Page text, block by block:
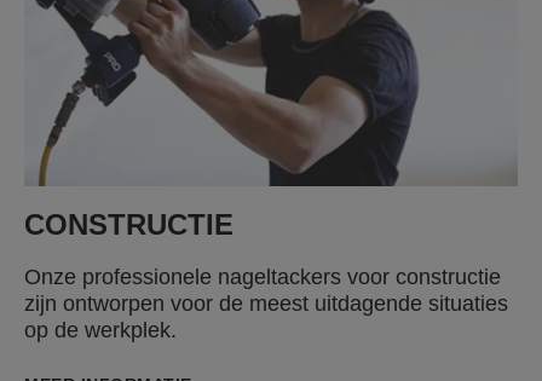
CONSTRUCTIE
Onze professionele nageltackers voor constructie
zijn ontworpen voor de meest uitdagende situaties
op de werkplek.